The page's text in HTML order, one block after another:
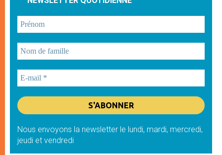
Nous envoyons la newsletter le lundi, mardi, mercredi,
jeudi et vendredi